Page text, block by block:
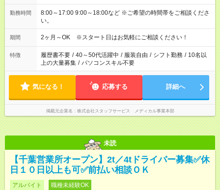
勤務時間
8:00～17:00 9:00～18:00など ※ご希望の時間帯をご相談くださ
い。
期間 2ヶ月～OK ※スタート日はお気軽にご相談ください！
特徴 履歴書不要 / 40～50代活躍中 / 服装自由 / シフト勤務 / 10名以
上の大量募集 / パソコンスキル不要
気になる！ 応募する 詳細へ
掲載元企業名 株式会社スタッフサービス メディカル事業本部
未読
【千葉営業所オープン】2t／4tドライバー募集✅休
日１０日以上も可✅前払い相談ＯＫ
アルバイト 職種未経験OK